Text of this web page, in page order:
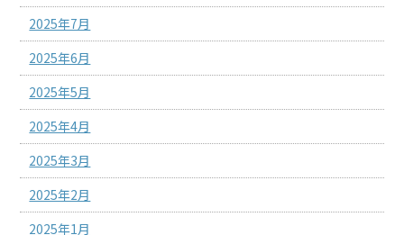
2025年7月
2025年6月
2025年5月
2025年4月
2025年3月
2025年2月
2025年1月